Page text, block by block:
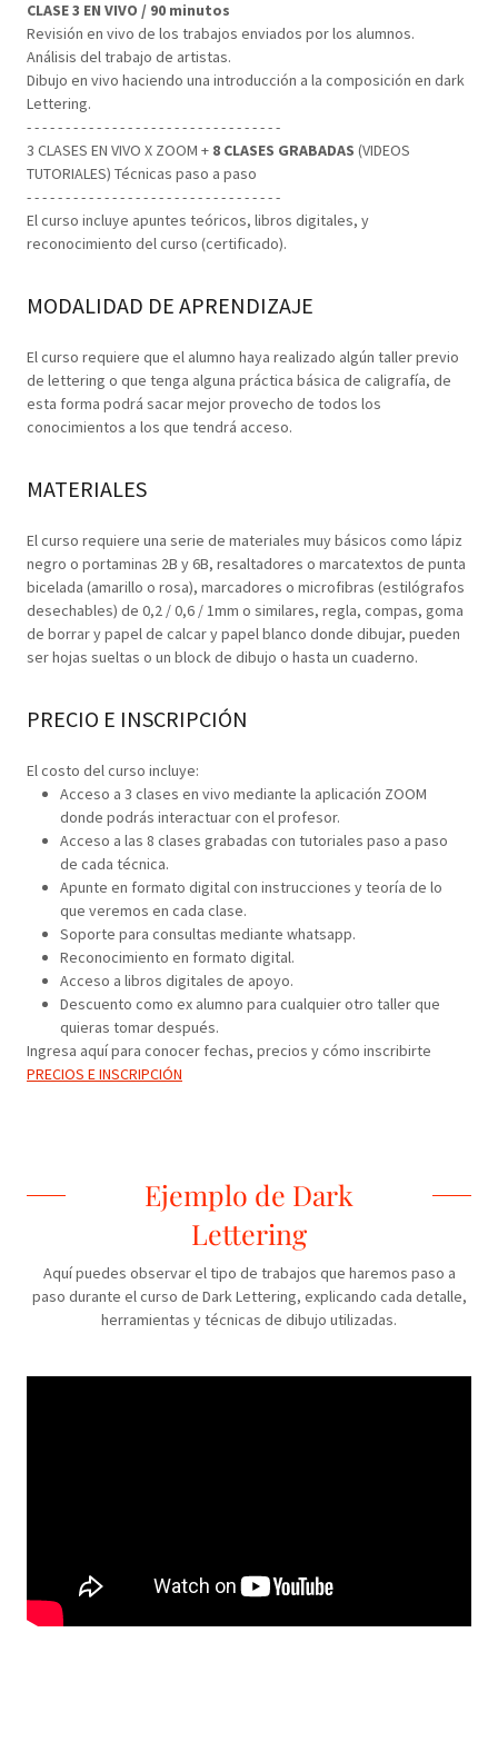
CLASE 3 EN VIVO / 90 minutos
Revisión en vivo de los trabajos enviados por los alumnos.
Análisis del trabajo de artistas.
Dibujo en vivo haciendo una introducción a la composición en dark
Lettering.
- - - - - - - - - - - - - - - - - - - - - - - - - - - - - - - - -
3 CLASES EN VIVO X ZOOM + 8 CLASES GRABADAS (VIDEOS
TUTORIALES) Técnicas paso a paso
- - - - - - - - - - - - - - - - - - - - - - - - - - - - - - - - -
El curso incluye apuntes teóricos, libros digitales, y
reconocimiento del curso (certificado).
MODALIDAD DE APRENDIZAJE
El curso requiere que el alumno haya realizado algún taller previo
de lettering o que tenga alguna práctica básica de caligrafía, de
esta forma podrá sacar mejor provecho de todos los
conocimientos a los que tendrá acceso.
MATERIALES
El curso requiere una serie de materiales muy básicos como lápiz
negro o portaminas 2B y 6B, resaltadores o marcatextos de punta
bicelada (amarillo o rosa), marcadores o microfibras (estilógrafos
desechables) de 0,2 / 0,6 / 1mm o similares, regla, compas, goma
de borrar y papel de calcar y papel blanco donde dibujar, pueden
ser hojas sueltas o un block de dibujo o hasta un cuaderno.
PRECIO E INSCRIPCIÓN
El costo del curso incluye:
Acceso a 3 clases en vivo mediante la aplicación ZOOM
donde podrás interactuar con el profesor.
Acceso a las 8 clases grabadas con tutoriales paso a paso
de cada técnica.
Apunte en formato digital con instrucciones y teoría de lo
que veremos en cada clase.
Soporte para consultas mediante whatsapp.
Reconocimiento en formato digital.
Acceso a libros digitales de apoyo.
Descuento como ex alumno para cualquier otro taller que
quieras tomar después.
Ingresa aquí para conocer fechas, precios y cómo inscribirte
PRECIOS E INSCRIPCIÓN
Ejemplo de Dark
Lettering
Aquí puedes observar el tipo de trabajos que haremos paso a
paso durante el curso de Dark Lettering, explicando cada detalle,
herramientas y técnicas de dibujo utilizadas.